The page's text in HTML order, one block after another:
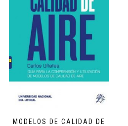
MODELOS DE CALIDAD DE